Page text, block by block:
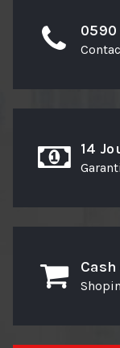
0590
14